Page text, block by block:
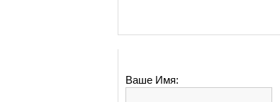
Ваше Имя: